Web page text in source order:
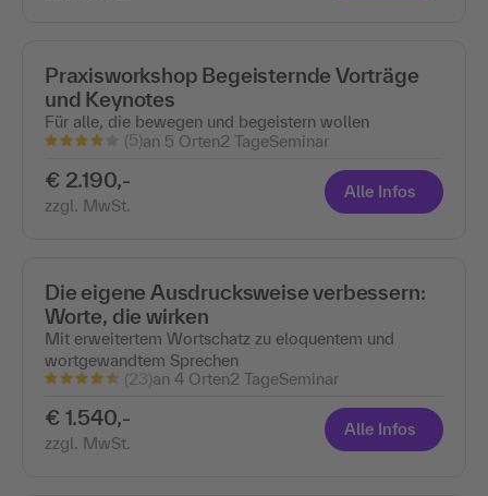
Praxisworkshop Begeisternde Vorträge
und Keynotes
Für alle, die bewegen und begeistern wollen
(5)an 5 Orten2 TageSeminar
€ 2.190,-
zzgl. MwSt.
Alle Infos
Die eigene Ausdrucksweise verbessern:
Worte, die wirken
Mit erweitertem Wortschatz zu eloquentem und
wortgewandtem Sprechen
(23)an 4 Orten2 TageSeminar
€ 1.540,-
zzgl. MwSt.
Alle Infos